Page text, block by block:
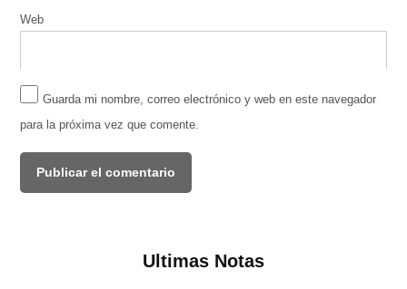
Web
Guarda mi nombre, correo electrónico y web en este navegador
para la próxima vez que comente.
Ultimas Notas